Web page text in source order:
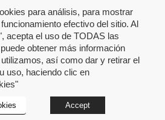
para análisis, para mostrar
efectivo del sitio. Al
acepta el uso de TODAS las
obtener más información
así como dar y retirar el
uso, haciendo clic en
Accept